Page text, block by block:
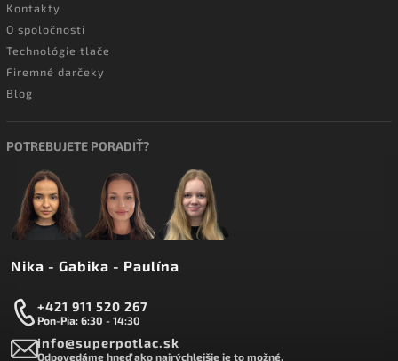
Kontakty
O spoločnosti
Technológie tlače
Firemné darčeky
Blog
POTREBUJETE PORADIŤ?
Nika - Gabika - Paulína
+421 911 520 267
Pon-Pia: 6:30 - 14:30
info@superpotlac.sk
Odpovedáme hneď ako najrýchlejšie je to možné.